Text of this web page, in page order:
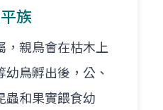
族
，親鳥會在枯木上
鳥孵出後，公、
蟲和果實餵食幼